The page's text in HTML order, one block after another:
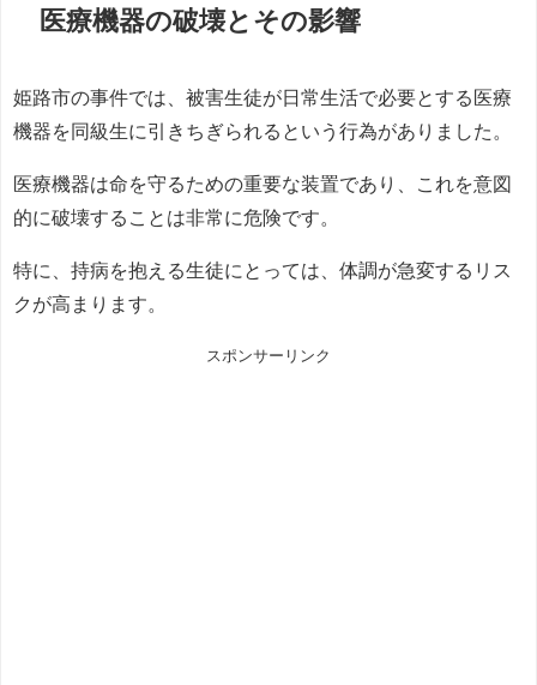
医療機器の破壊とその影響
姫路市の事件では、被害生徒が日常生活で必要とする医療
機器を同級生に引きちぎられるという行為がありました。
医療機器は命を守るための重要な装置であり、これを意図
的に破壊することは非常に危険です。
特に、持病を抱える生徒にとっては、体調が急変するリス
クが高まります。
スポンサーリンク